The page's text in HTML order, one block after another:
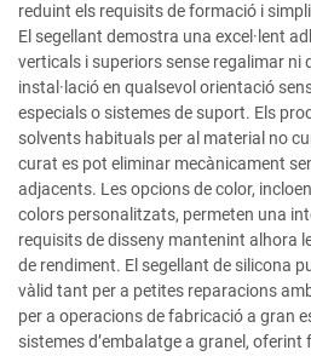
reduint els requisits de formació i
El segellant demostra una excel·lent
verticals i superiors sense regalimar ni
instal·lació en qualsevol orientació
especials o sistemes de suport. Els
solvents habituals per al material no
curat es pot eliminar mecànicament
adjacents. Les opcions de color,
colors personalitzats, permeten una
requisits de disseny mantenint alhora
de rendiment. El segellant de silicona
vàlid tant per a petites reparacions
per a operacions de fabricació a gran
sistemes d’embalatge a granel,